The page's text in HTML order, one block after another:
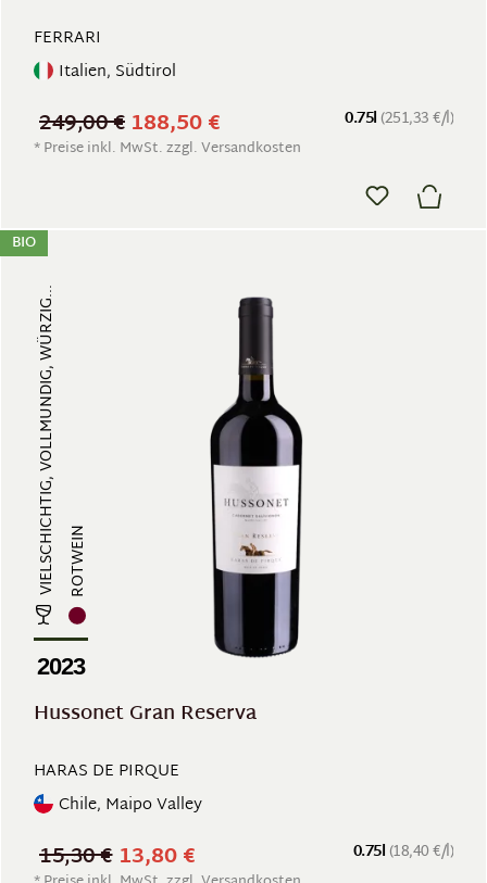
FERRARI
Italien, Südtirol
0.75l (251,33 €/l)
188,50 €
249,00 €
* Preise inkl. MwSt. zzgl. Versandkosten
BIO
VIELSCHICHTIG, VOLLMUNDIG, WÜRZIG... ROTWEIN
2023
Hussonet Gran Reserva
HARAS DE PIRQUE
Chile, Maipo Valley
0.75l (18,40 €/l)
13,80 €
15,30 €